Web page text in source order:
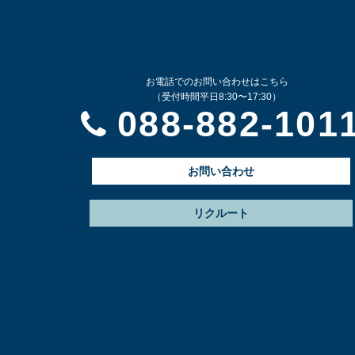
お電話でのお問い合わせはこちら
（受付時間平日8:30〜17:30）
088-882-
お問い合わせ
リクルート